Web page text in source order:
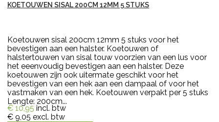
KOETOUWEN SISAL 200CM 12MM 5 STUKS
Koetouwen sisal 200cm 12mm 5 stuks voor het
bevestigen aan een halster. Koetouwen of
halstertouwen van sisal touw voorzien van een lus voor
het eeenvoudig bevestigen aan een halster. Deze
koetouwen zijn ook uitermate geschikt voor het
bevestigen van een hek aan een dampaal of voor het
vastmaken van een hek. Koetouwen verpakt per 5 stuks
Lengte: 200cm...
€ 10,95 incl. btw
€ 9,05 excl. btw